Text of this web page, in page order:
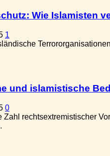
Wie Islamisten
1
und islamistische
0
Zahl rechtsextremistischer